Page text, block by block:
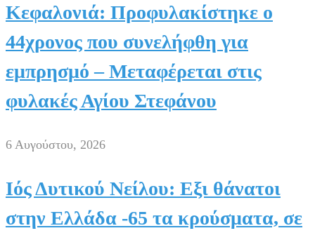
Κεφαλονιά: Προφυλακίστηκε ο
44χρονος που συνελήφθη για
εμπρησμό – Μεταφέρεται στις
φυλακές Αγίου Στεφάνου
6 Αυγούστου, 2026
Ιός Δυτικού Νείλου: Εξι θάνατοι
στην Ελλάδα -65 τα κρούσματα, σε